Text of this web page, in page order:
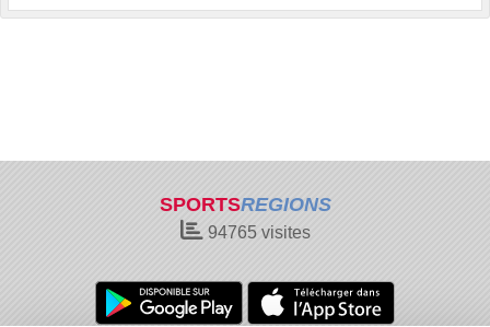
SPORTSREGIONS
94765visites